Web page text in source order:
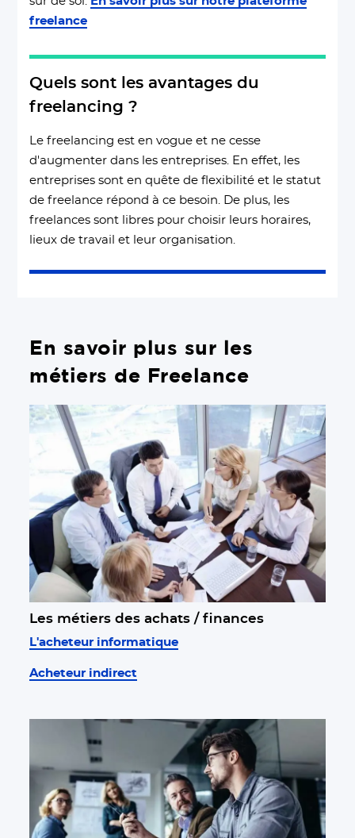
freelance
Quels sont les avantages du
freelancing ?
Le freelancing est en vogue et ne cesse
d'augmenter dans les entreprises. En effet, les
entreprises sont en quête de flexibilité et le statut
de freelance répond à ce besoin. De plus, les
freelances sont libres pour choisir leurs horaires,
lieux de travail et leur organisation.
En savoir plus sur les
métiers de Freelance
Les métiers des achats / finances
L'acheteur informatique
Acheteur indirect